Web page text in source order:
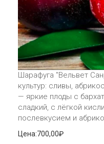
Шарафуга "Вельвет
культур: сливы,
— яркие плоды с
сладкий, с лёгкой
послевкусием и
Цена:700,00₽